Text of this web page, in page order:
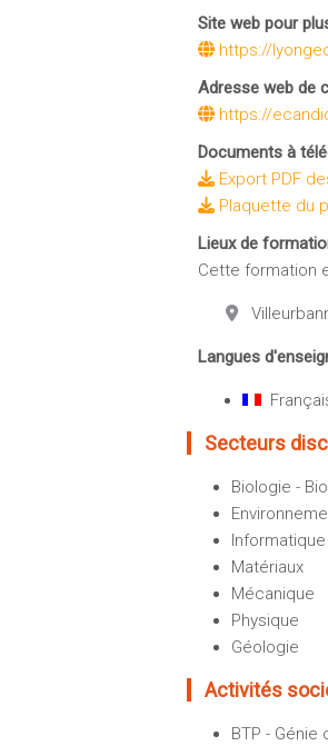
Site web pour
https://
Adresse web de
https://
Documents à
Export PDF
Plaquette du
Lieux de
Cette formation
Langues
Secteurs
Biologie -
Informatique
Matériaux
Mécanique
Physique
Géologie
Activités
BTP - Génie